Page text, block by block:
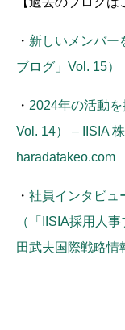
・ 新しいメンバー
ブログ」Vol. 15）
・ 2024年の活動を
Vol. 14） – IISIA
haradatakeo.com
・ 社員インタビュ
（「IISIA採用人
田武夫国際戦略情